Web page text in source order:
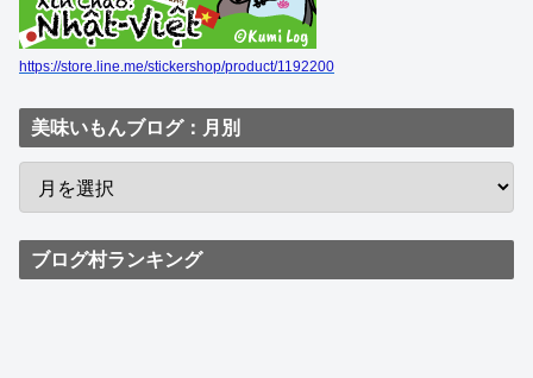
https://store.line.me/stickershop/product/1192200
美味いもんブログ：月別
ブログ村ランキング